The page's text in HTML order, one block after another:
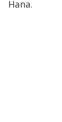
Hana.